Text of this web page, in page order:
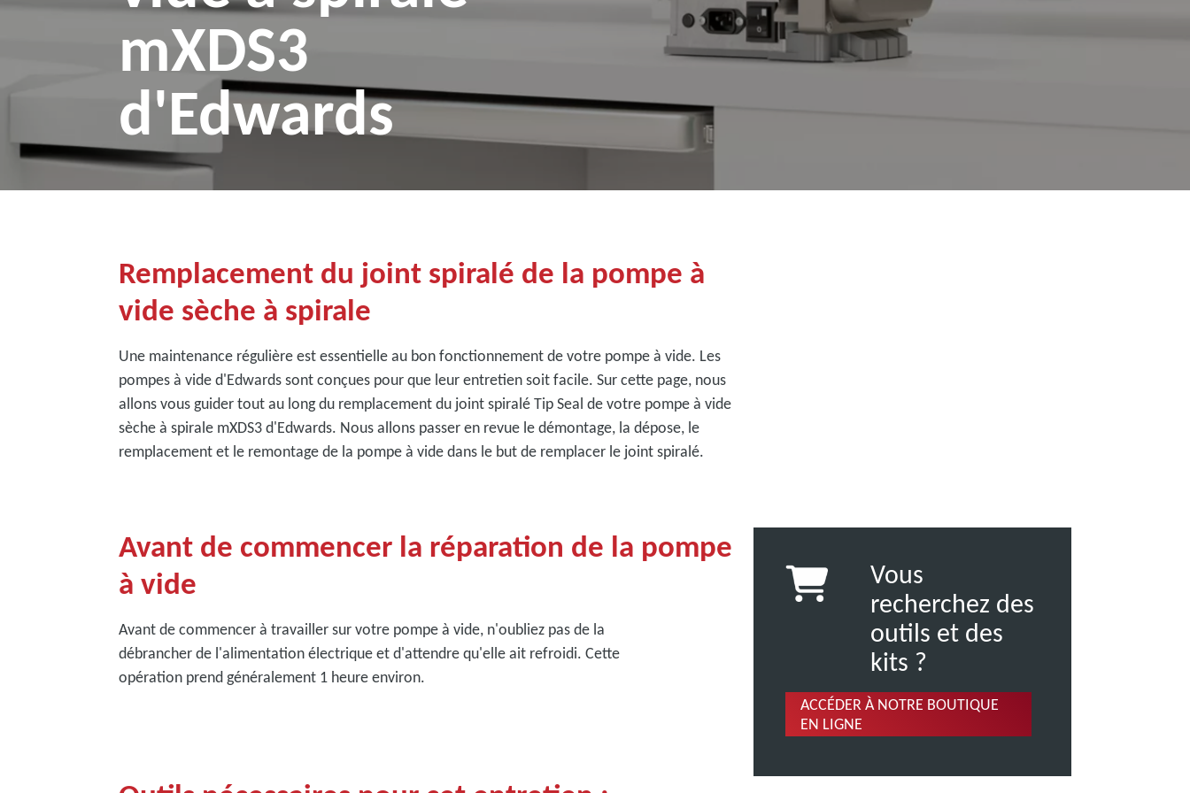
mXDS3
d'Edwards
Remplacement du joint spiralé de la pompe à
vide sèche à spirale
Une maintenance régulière est essentielle au bon fonctionnement de votre pompe à vide. Les
pompes à vide d'Edwards sont conçues pour que leur entretien soit facile. Sur cette page, nous
allons vous guider tout au long du remplacement du joint spiralé Tip Seal de votre pompe à vide
sèche à spirale mXDS3 d'Edwards. Nous allons passer en revue le démontage, la dépose, le
remplacement et le remontage de la pompe à vide dans le but de remplacer le joint spiralé.
Avant de commencer la réparation de la pompe
à vide
Avant de commencer à travailler sur votre pompe à vide, n'oubliez pas de la
débrancher de l'alimentation électrique et d'attendre qu'elle ait refroidi. Cette
opération prend généralement 1 heure environ.
Vous
recherchez des
outils et des
kits ?
ACCÉDER À NOTRE BOUTIQUE
EN LIGNE